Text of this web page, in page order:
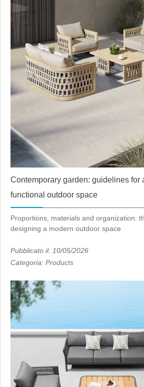
Contemporary garden: guidelines for
functional outdoor space
Proportions, materials and organization:
designing a modern outdoor space
Pubblicato il: 10/05/2026
Categoria: Products